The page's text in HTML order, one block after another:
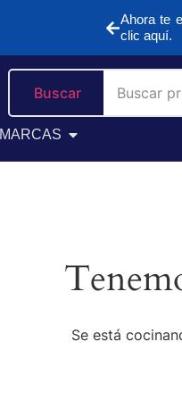
Ahora te
clic aquí.
MARCAS
Buscar
Se está